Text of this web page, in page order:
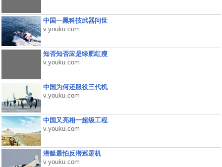
中国一黑科技武器问世
v.youku.com
知否知否应是绿肥红瘦
v.youku.com
中国为何还服役三代机
v.youku.com
中国又亮相一超级工程
v.youku.com
潜艇最怕反潜巡逻机
v.youku.com